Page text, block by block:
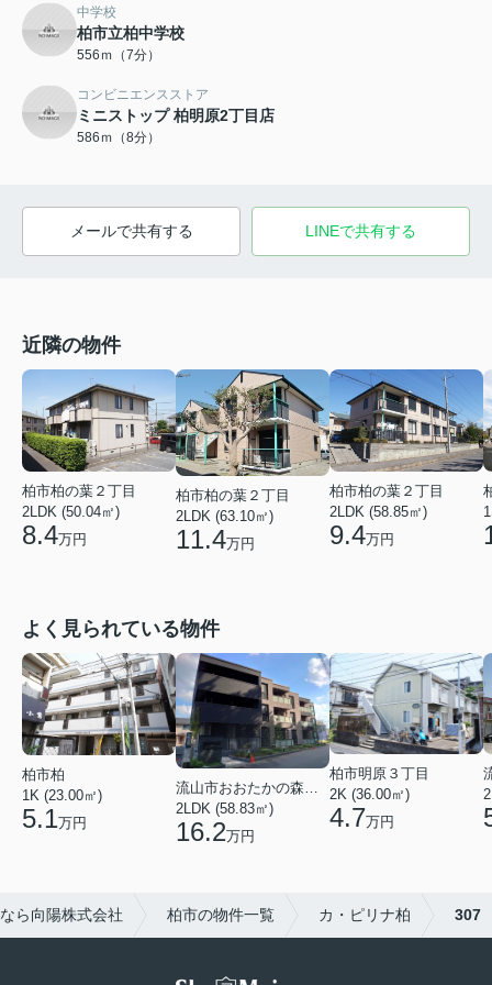
中学校
柏市立柏中学校
556ｍ（7分）
コンビニエンスストア
ミニストップ 柏明原2丁目店
586ｍ（8分）
メールで共有する LINEで共有する
近隣の物件
柏市柏の葉２丁目
2LDK (50.04㎡)
8.4万円
柏市柏の葉２丁目
2LDK (63.10㎡)
11.4万円
柏市柏の葉２丁目
2LDK (58.85㎡)
9.4万円
よく見られている物件
柏市柏
1K (23.00㎡)
5.1万円
2LDK (58.83㎡)
16.2万円
柏市明原３丁目
2K (36.00㎡)
4.7万円
ら向陽株式会社 柏市の物件一覧 カ・ピリナ柏 307